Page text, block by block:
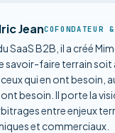
JeanCOFONDATEUR
SaaS B2B, il a créé
savoir-faire terrain soit
qui en ont besoin,
ont besoin. Il porte la
entre enjeux
et commerciaux.